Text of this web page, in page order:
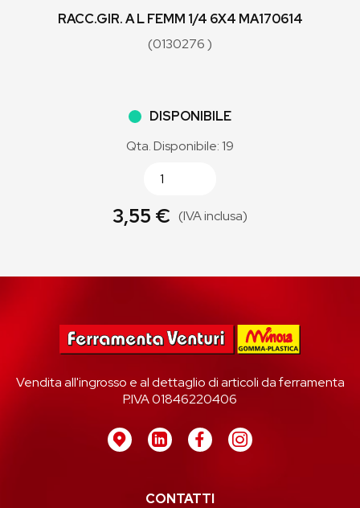
RACC.GIR. A L FEMM 1/4 6X4 MA170614
(0130276 )
DISPONIBILE
Qta. Disponibile: 19
3,55 € (IVA inclusa)
Vendita all'ingrosso e al dettaglio di articoli da ferramenta
P.IVA 01846220406
CONTATTI